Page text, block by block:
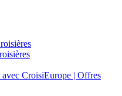
avec CroisiEurope | Offres